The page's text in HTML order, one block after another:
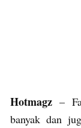
Hotmagz –
banyak dan